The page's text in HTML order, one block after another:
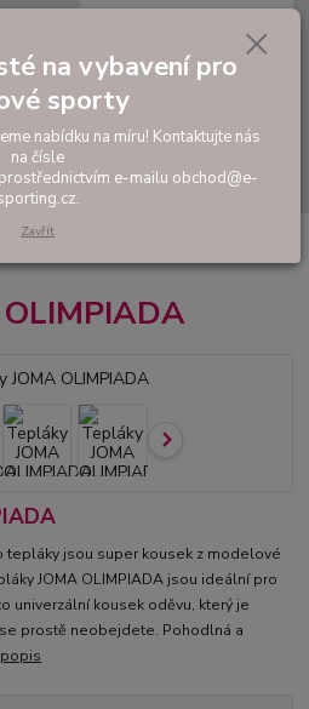
Hledat
0,00 Kč
tepláky jsou super kousek z modelové
JOMA OLIMPIADA jsou ideální pro
univerzální kousek oděvu, který je
prostě neobejdete. Pohodlná a
na vybavení pro
sporty
nabídku na míru! Kontaktujte nás
na čísle
e-mailu obchod@e-
Zavřít